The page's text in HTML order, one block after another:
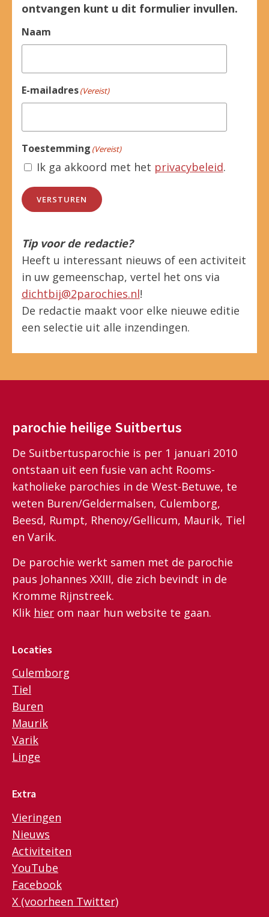
ontvangen kunt u dit formulier invullen.
Naam
E-mailadres(Vereist)
Toestemming (Vereist)
Ik ga akkoord met het privacybeleid.
VERSTUREN
Tip voor de redactie?
Heeft u interessant nieuws of een activiteit
in uw gemeenschap, vertel het ons via
dichtbij@2parochies.nl!
De redactie maakt voor elke nieuwe editie
een selectie uit alle inzendingen.
parochie heilige Suitbertus
De Suitbertusparochie is per 1 januari 2010
ontstaan uit een fusie van acht Rooms-
katholieke parochies in de West-Betuwe, te
weten Buren/Geldermalsen, Culemborg,
Beesd, Rumpt, Rhenoy/Gellicum, Maurik, Tiel
en Varik.
De parochie werkt samen met de parochie
paus Johannes XXIII, die zich bevindt in de
Kromme Rijnstreek.
Klik hier om naar hun website te gaan.
Locaties
Culemborg
Tiel
Buren
Maurik
Varik
Linge
Extra
Vieringen
Nieuws
Activiteiten
YouTube
Facebook
X (voorheen Twitter)